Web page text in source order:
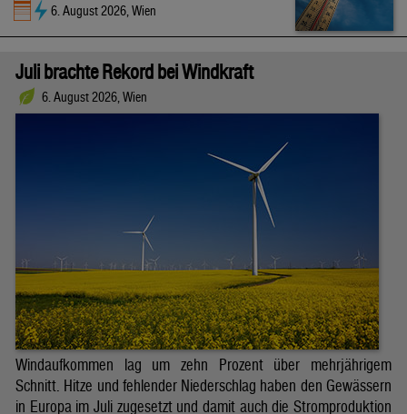
6. August 2026, Wien
Juli brachte Rekord bei Windkraft
6. August 2026, Wien
Windaufkommen lag um zehn Prozent über mehrjährigem
Schnitt. Hitze und fehlender Niederschlag haben den Gewässern
in Europa im Juli zugesetzt und damit auch die Stromproduktion